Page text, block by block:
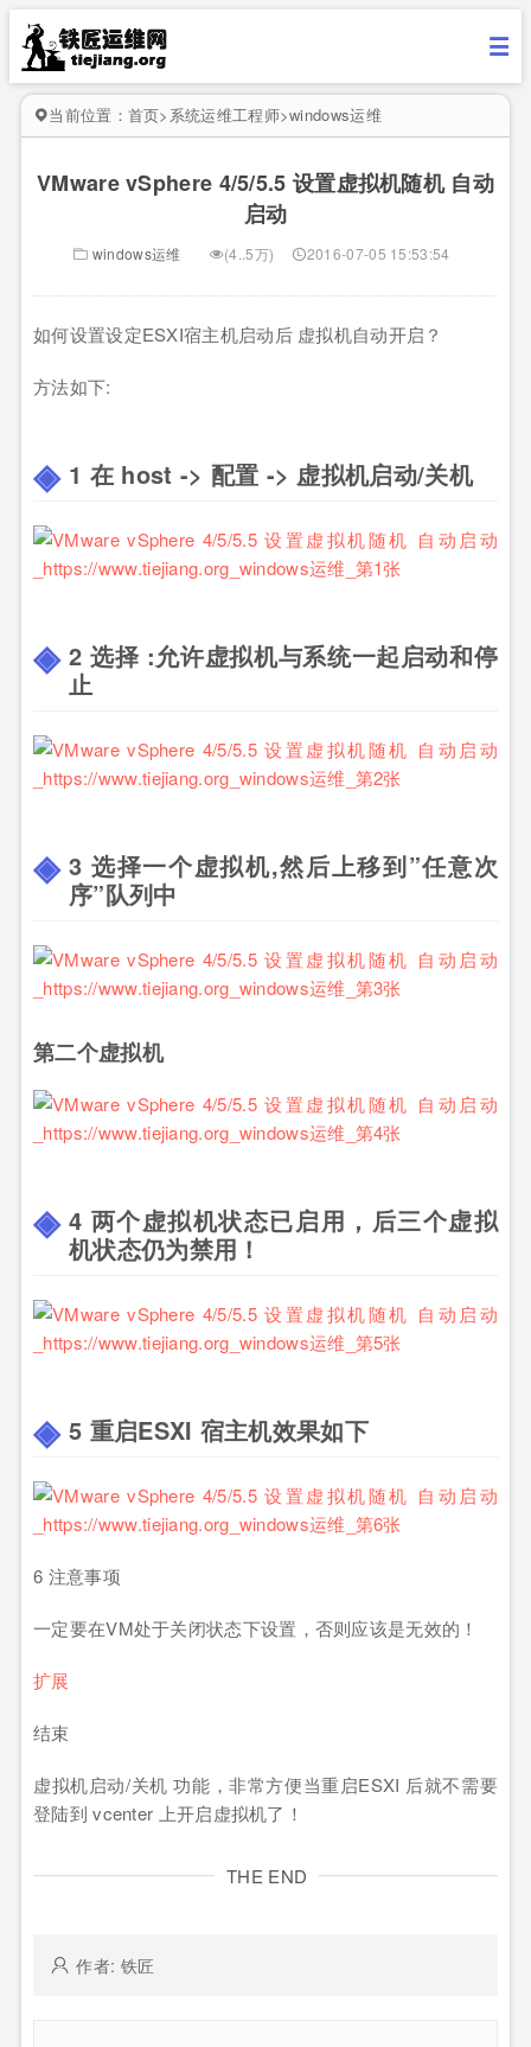
当前位置： 首页> 系统运维工程师>windows运维
VMware vSphere 4/5/5.5 设置虚拟机随机 自动
启动
windows运维 (4..5万) 2016-07-05 15:53:54
如何设置设定ESXI宿主机启动后 虚拟机自动开启？
方法如下:
1 在 host -> 配置 -> 虚拟机启动/关机
2 选择 :允许虚拟机与系统一起启动和停
止
3 选择一个虚拟机,然后上移到”任意次
序”队列中
第二个虚拟机
4 两个虚拟机状态已启用，后三个虚拟
机状态仍为禁用！
5 重启ESXI 宿主机效果如下
6 注意事项
一定要在VM处于关闭状态下设置，否则应该是无效的！
扩展
结束
虚拟机启动/关机 功能，非常方便当重启ESXI 后就不需要
登陆到 vcenter 上开启虚拟机了！
THE END
作者: 铁匠